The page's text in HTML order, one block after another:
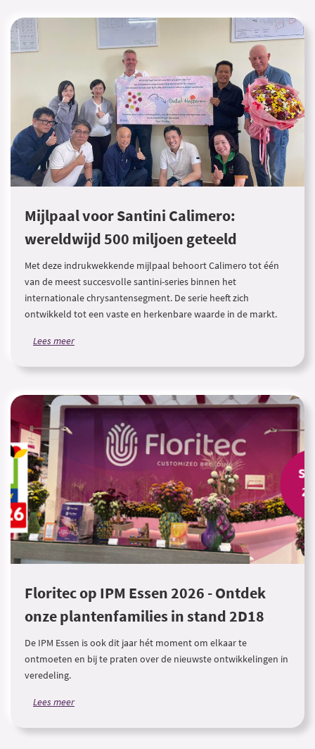
Mijlpaal voor Santini Calimero:
wereldwijd 500 miljoen geteeld
Met deze indrukwekkende mijlpaal behoort Calimero tot één
van de meest succesvolle santini-series binnen het
internationale chrysantensegment. De serie heeft zich
ontwikkeld tot een vaste en herkenbare waarde in de markt.
Lees meer
Floritec op IPM Essen 2026 - Ontdek
onze plantenfamilies in stand 2D18
De IPM Essen is ook dit jaar hét moment om elkaar te
ontmoeten en bij te praten over de nieuwste ontwikkelingen in
veredeling.
Lees meer